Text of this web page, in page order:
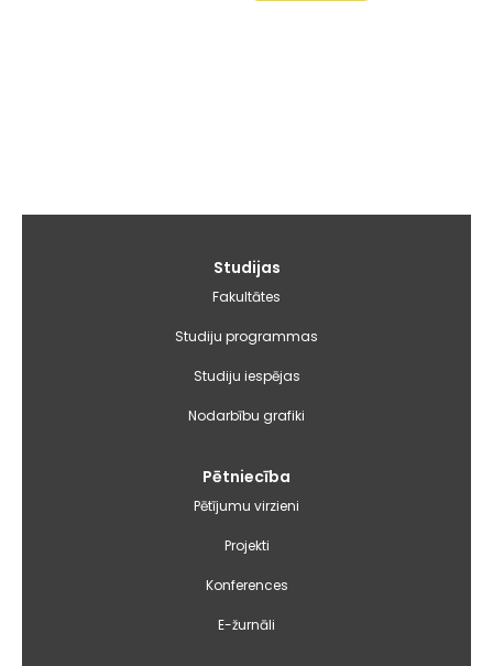
Studijas
Fakultātes
Studiju programmas
Studiju iespējas
Nodarbību grafiki
Pētniecība
Pētījumu virzieni
Projekti
Konferences
E-žurnāli